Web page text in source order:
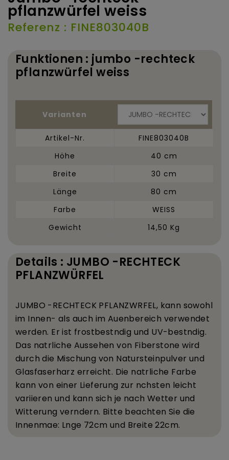
pflanzwürfel weiss
Referenz : FINE803040B
Funktionen : jumbo -rechteck
pflanzwürfel weiss
Varianten
Artikel-Nr.
FINE803040B
Höhe
40 cm
Breite
30 cm
Länge
80 cm
Farbe
WEISS
Gewicht
14,50 Kg
Details : JUMBO -RECHTECK
PFLANZWÜRFEL
JUMBO -RECHTECK PFLANZWRFEL, kann sowohl
im Innen- als auch im Auenbereich verwendet
werden. Er ist frostbestndig und UV-bestndig.
Das natrliche Aussehen von Fiberstone wird
durch die Mischung von Natursteinpulver und
Glasfaserharz erreicht. Die natrliche Farbe
kann von einer Lieferung zur nchsten leicht
variieren und kann sich je nach Wetter und
Witterung verndern. Bitte beachten Sie die
Innenmae: Lnge 72cm und Breite 22cm.